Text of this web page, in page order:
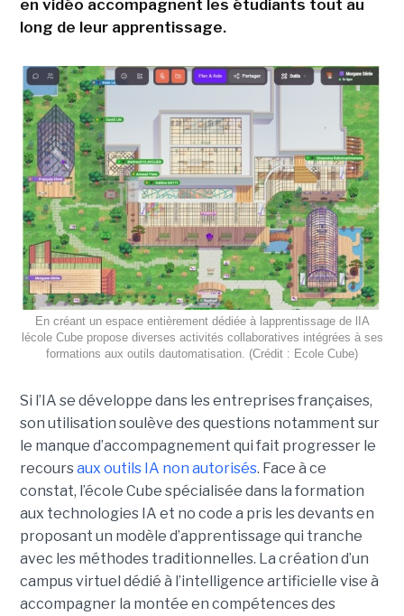
en vidéo accompagnent les étudiants tout au
long de leur apprentissage.
En créant un espace entièrement dédiée à lapprentissage de lIA
lécole Cube propose diverses activités collaboratives intégrées à ses
formations aux outils dautomatisation. (Crédit : Ecole Cube)
Si l’IA se développe dans les entreprises françaises,
son utilisation soulève des questions notamment sur
le manque d’accompagnement qui fait progresser le
recoursaux outils IA non autorisés. Face à ce
constat, l’école Cube spécialisée dans la formation
aux technologies IA et no code a pris les devants en
proposant un modèle d’apprentissage qui tranche
avec les méthodes traditionnelles. La création d’un
campus virtuel dédié à l’intelligence artificielle vise à
accompagner la montée en compétences des